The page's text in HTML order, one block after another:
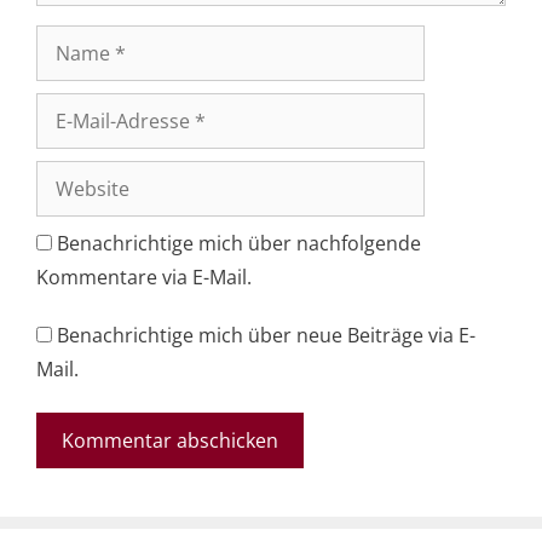
Mail-
Adresse
Website
Benachrichtige mich über nachfolgende
Kommentare via E-Mail.
Benachrichtige mich über neue Beiträge via E-
Mail.